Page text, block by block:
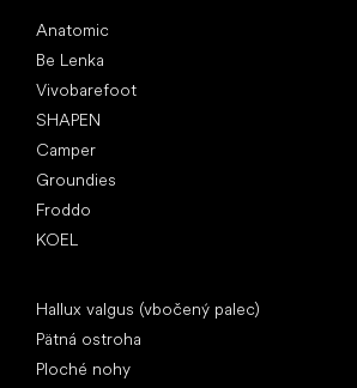
Anatomic
Be Lenka
Vivobarefoot
SHAPEN
Camper
Groundies
Froddo
KOEL
Hallux valgus (vbočený palec)
Pätná ostroha
Ploché nohy